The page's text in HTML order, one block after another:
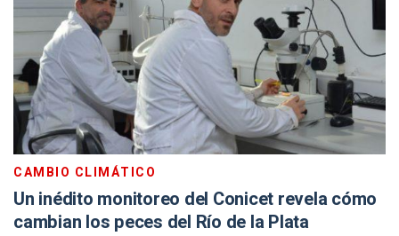
CAMBIO CLIMÁTICO
Un inédito monitoreo del Conicet revela cómo
cambian los peces del Río de la Plata